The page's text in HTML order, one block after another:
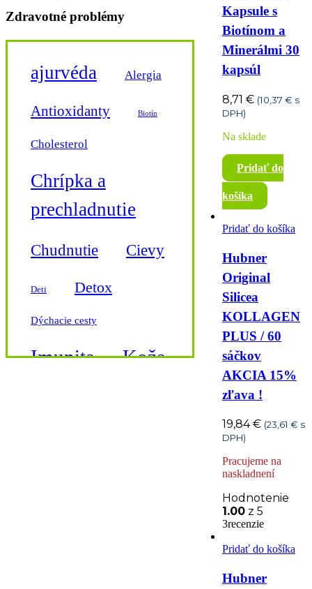
Zdravotné problémy
ajurvéda Alergia
Antioxidanty Biotín
Cholesterol
Chrípka a
prechladnutie
Chudnutie Cievy
Deti Detox
Dýchacie cesty
Imunita Koža
Kapsule s
Biotínom a
Minerálmi 30
kapsúl
8,71 € (10,37 € s
DPH)
Na sklade
Pridať do
košíka
Pridať do košíka
Hubner
Original
Silicea
KOLLAGEN
PLUS / 60
sáčkov
AKCIA 15%
zľava !
19,84€ (23,61 € s
DPH)
Pracujeme na
naskladnení
Hodnotenie
1.00 z 5
3recenzie
Pridať do košíka
Hubner